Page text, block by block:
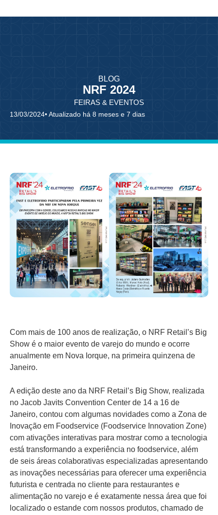
BLOG
NRF 2024
FEIRAS & EVENTOS
13/03/2024• Atualizado há 8 meses e 7 dias
Com mais de 100 anos de realização, o NRF Retail’s Big
Show é o maior evento de varejo do mundo e ocorre
anualmente em Nova Iorque, na primeira quinzena de
Janeiro.
A edição deste ano da NRF Retail’s Big Show, realizada
no Jacob Javits Convention Center de 14 a 16 de
Janeiro, contou com algumas novidades como a Zona de
Inovação em Foodservice (Foodservice Innovation Zone)
com ativações interativas para mostrar como a tecnologia
está transformando a experiência no foodservice, além
de seis áreas colaborativas especializadas apresentando
as inovações necessárias para oferecer uma experiência
futurista e centrada no cliente para restaurantes e
alimentação no varejo e é exatamente nessa área que foi
localizado o estande com nossos produtos, chamado de